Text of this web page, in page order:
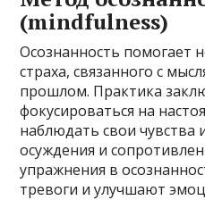
(mindfulness)
Осознанность помогает
страха, связанного с
прошлом. Практика
фокусироваться на
наблюдать свои чувства
осуждения и
упражнения в
тревоги и улучшают